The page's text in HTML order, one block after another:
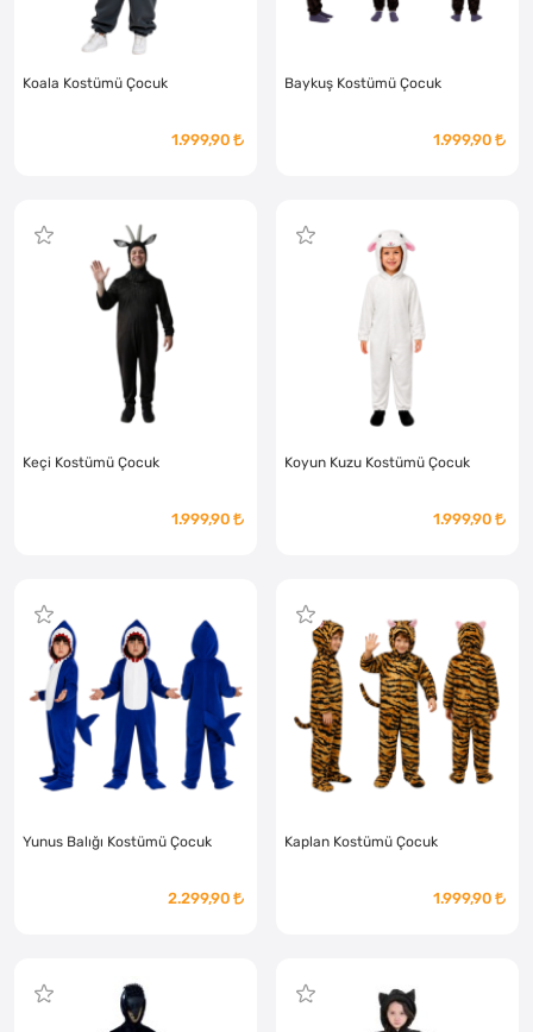
Koala Kostümü Çocuk
1.999,90
Baykuş Kostümü Çocuk
1.999,90
Keçi Kostümü Çocuk
1.999,90
Koyun Kuzu Kostümü Çocuk
1.999,90
Yunus Balığı Kostümü Çocuk
2.299,90
Kaplan Kostümü Çocuk
1.999,90